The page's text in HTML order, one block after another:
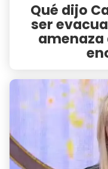
Qué dijo
ser
amenaza